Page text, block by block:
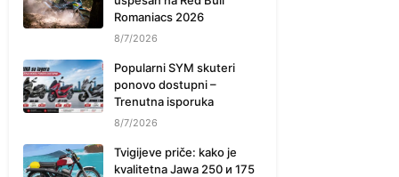
Romaniacs 2026
8/7/2026
Popularni SYM skuteri
ponovo dostupni –
Trenutna isporuka
8/7/2026
Tvigijeve priče: kako je
kvalitetna Jawa 250 и 175